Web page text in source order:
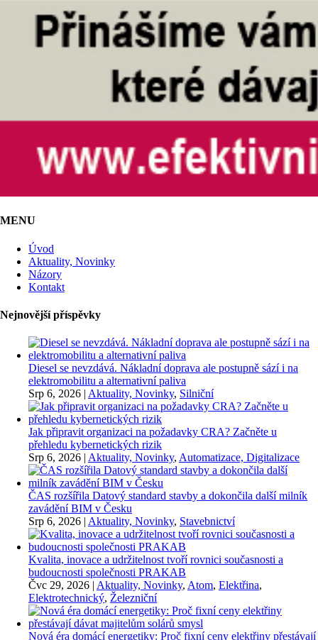
MENU
Úvod
Aktuality, Novinky
Názory
Kontakt
Nejnovější příspěvky
Diesel se nevzdává. Nákladní doprava ale postupně sází i na
elektromobilitu a alternativní paliva
Srp 6, 2026 | Aktuality, Novinky, Silniční
Jak připravit organizaci na požadavky CRA? Začněte u
přehledu kybernetických rizik
Srp 6, 2026 | Aktuality, Novinky, Automatizace, Digitalizace
ČAS rozšířila Datový standard stavby a dokončila další milník
zavádění BIM v Česku
Srp 6, 2026 | Aktuality, Novinky, Stavebnictví
Kvalita, inovace a udržitelnost tvoří rovnici současnosti a
budoucnosti společnosti PRAKAB
Čvc 29, 2026 | Aktuality, Novinky, Atom, Elektřina,
Elektrotechnický, Železniční
Nová éra domácí energetiky: Proč fixní ceny elektřiny přestávají